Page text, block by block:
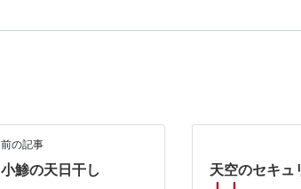
前の記事
小鯵の天日干し 天空のセキュ